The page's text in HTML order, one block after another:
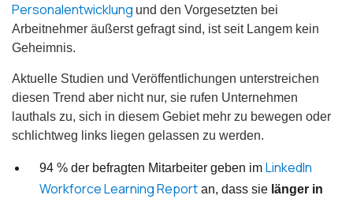
Personalentwicklung und den Vorgesetzten bei
Arbeitnehmer äußerst gefragt sind, ist seit Langem kein
Geheimnis.
Aktuelle Studien und Veröffentlichungen unterstreichen
diesen Trend aber nicht nur, sie rufen Unternehmen
lauthals zu, sich in diesem Gebiet mehr zu bewegen oder
schlichtweg links liegen gelassen zu werden.
94 % der befragten Mitarbeiter geben im LinkedIn
Workforce Learning Report an, dass sie länger in